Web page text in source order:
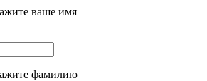
ваше имя
фамилию